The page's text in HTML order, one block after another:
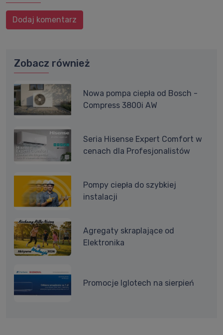
Dodaj komentarz
Zobacz również
Nowa pompa ciepła od Bosch -
Compress 3800i AW
Seria Hisense Expert Comfort w
cenach dla Profesjonalistów
Pompy ciepła do szybkiej
instalacji
Agregaty skraplające od
Elektronika
Promocje Iglotech na sierpień